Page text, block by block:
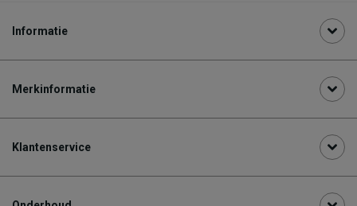
Informatie
Merkinformatie
Klantenservice